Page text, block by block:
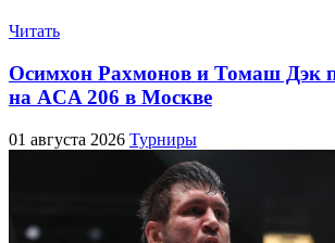
Читать
Осимхон Рахмонов и Томаш Дэк
на ACA 206 в Москве
01 августа 2026 Турниры